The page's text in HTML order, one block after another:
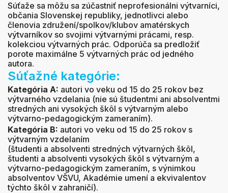
Súťaže sa môžu sa zúčastniť neprofesionálni výtvarníci,
občania Slovenskej republiky, jednotlivci alebo
členovia združení/spolkov/klubov amatérskych
výtvarníkov so svojimi výtvarnými prácami, resp.
kolekciou výtvarných prác. Odporúča sa predložiť
porote maximálne 5 výtvarných prác od jedného
autora.
Súťažné kategórie:
Kategória A: autori vo veku od 15 do 25 rokov bez
výtvarného vzdelania (nie sú študentmi ani absolventmi
stredných ani vysokých škôl s výtvarným alebo
výtvarno-pedagogickým zameraním).
Kategória B: autori vo veku od 15 do 25 rokov s
výtvarným vzdelaním
(študenti a absolventi stredných výtvarných škôl,
študenti a absolventi vysokých škôl s výtvarným a
výtvarno-pedagogickým zameraním, s výnimkou
absolventov VŠVU, Akadémie umení a ekvivalentov
týchto škôl v zahraničí).